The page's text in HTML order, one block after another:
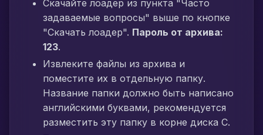
Скачайте лоадер из пункта "Часто
задаваемые вопросы" выше по кнопке
"Скачать лоадер". Пароль от архива:
123.
Извлеките файлы из архива и
поместите их в отдельную папку.
Название папки должно быть написано
английскими буквами, рекомендуется
разместить эту папку в корне диска C.